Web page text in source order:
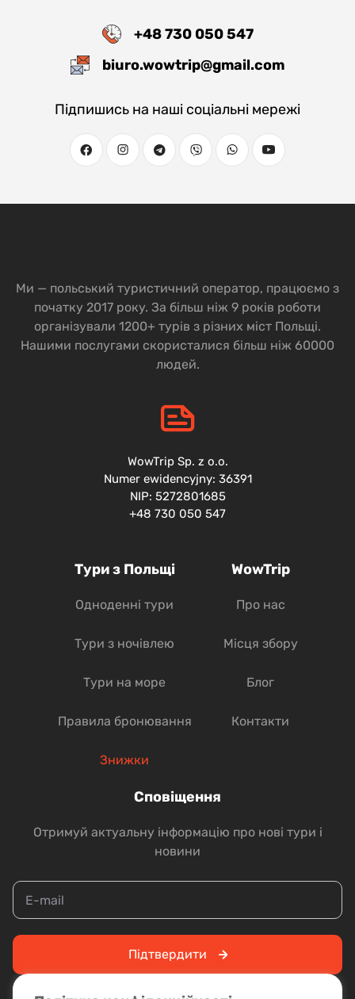
+48 730 050 547
biuro.wowtrip@gmail.com
Підпишись на наші соціальні мережі
Ми — польський туристичний оператор, працюємо з
початку 2017 року. За більш ніж 9 років роботи
організували 1200+ турів з різних міст Польщі.
Нашими послугами скористалися більш ніж 60000
людей.
WowTrip Sp. z o.o.
Numer ewidencyjny: 36391
NIP: 5272801685
+48 730 050 547
Тури з Польщі
Одноденні тури
Тури з ночівлею
Тури на море
Правила бронювання
Знижки
WowTrip
Про нас
Місця збору
Блог
Контакти
Сповіщення
Отримуй актуальну інформацію про нові тури і
новини
Підтвердити